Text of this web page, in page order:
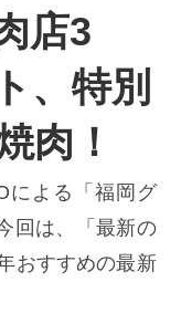
店3
、特別
肉！
による「福岡グ
回は、「最新の
おすすめの最新